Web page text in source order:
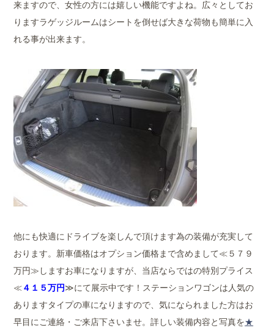
来ますので、女性の方には嬉しい機能ですよね。広々としてお
りますラゲッジルームはシートを倒せば大きな荷物も簡単に入
れる事が出来ます。
他にも快適にドライブを楽しんで頂けます為の装備が充実して
おります。新車価格はオプション価格まで含めまして≪５７９
万円≫しますお車になりますが、当店ならではの特別プライス
≪４１５万円≫にて展示中です！ステーションワゴンは人気の
ありますタイプの車になりますので、気になられました方はお
早目にご連絡・ご来店下さいませ。詳しい装備内容と写真を★